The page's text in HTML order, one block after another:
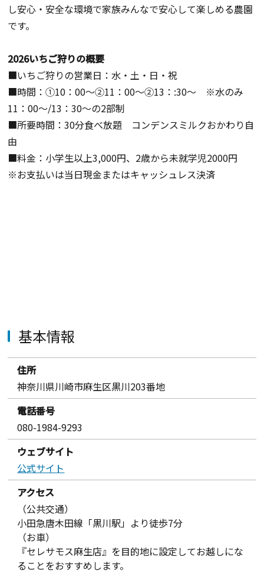
し安心・安全な環境で家族みんなで安心して楽しめる農園
です。
2026いちご狩りの概要
■いちご狩りの営業日：水・土・日・祝
■時間：①10 ：00～②11 ：00〜②13：:30〜 ※水のみ
11：00～/13：30～の2部制
■所要時間：30分食べ放題 コンデンスミルクおかわり自
由
■料金：小学生以上3,000円、 2歳から未就学児2000円
※お支払いは当日現金またはキャッシュレス決済
基本情報
住所
神奈川県川崎市麻生区黒川203番地
電話番号
080-1984-9293
ウェブサイト
公式サイト
アクセス
（公共交通）
小田急唐木田線「黒川駅」より徒歩7分
（お車）
『セレサモス麻生店』を目的地に設定してお越しにな
ることをおすすめします。